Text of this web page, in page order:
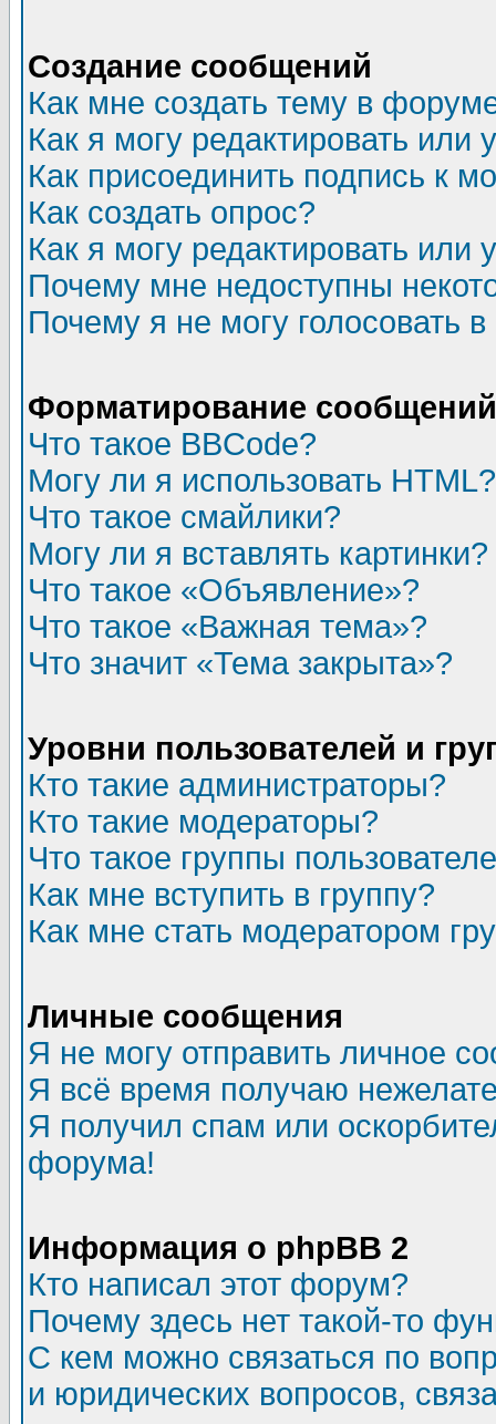
Создание сообщений
Как мне создать тему в
Как я могу редактировать или
Как присоединить подпись к
Как создать опрос?
Как я могу редактировать или
Почему мне недоступны
Почему я не могу голосовать
Форматирование
Что такое BBCode?
Могу ли я использовать HTML?
Что такое смайлики?
Могу ли я вставлять картинки?
Что такое «Объявление»?
Что такое «Важная тема»?
Что значит «Тема закрыта»?
Уровни пользователей и
Кто такие администраторы?
Кто такие модераторы?
Что такое группы
Как мне вступить в группу?
Как мне стать модератором
Личные сообщения
Я не могу отправить личное
Я всё время получаю
Я получил спам или
форума!
Информация о phpBB 2
Кто написал этот форум?
Почему здесь нет такой-то
С кем можно связаться по
и юридических вопросов,